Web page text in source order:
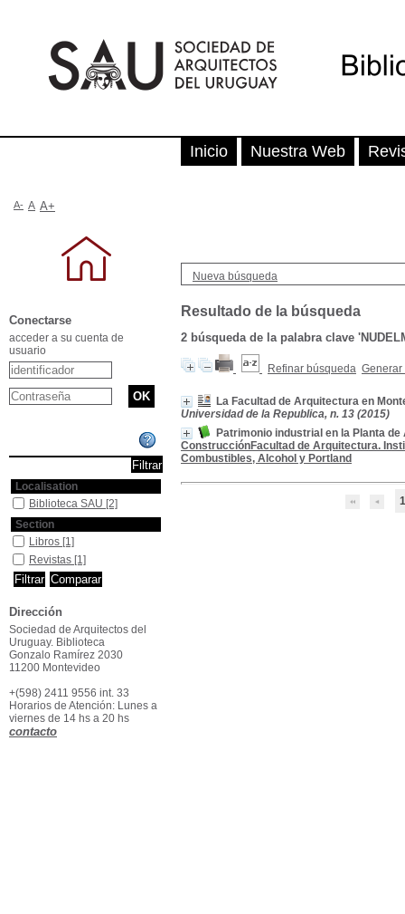
Nueva búsqueda
Resultado de la búsqueda
2 búsqueda de la palabra clave
Refinar búsqueda Generar
La Facultad de Arquitectura en
Universidad de la Republica, n. 13 (2015)
Patrimonio industrial en la Planta
ConstrucciónFacultad de Arquitectura.
Combustibles, Alcohol y Portland
1
Inicio Nuestra Web
A- A A+
Conectarse
acceder a su cuenta de
usuario
Localisation
Biblioteca SAU [2]
Section
Libros [1]
Revistas [1]
Dirección
Sociedad de Arquitectos del
Uruguay. Biblioteca
Gonzalo Ramírez 2030
11200 Montevideo
+(598) 2411 9556 int. 33
Horarios de Atención: Lunes a
viernes de 14 hs a 20 hs
contacto